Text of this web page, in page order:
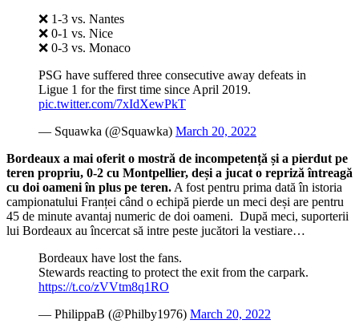
❌ 1-3 vs. Nantes
❌ 0-1 vs. Nice
❌ 0-3 vs. Monaco
PSG have suffered three consecutive away defeats in
Ligue 1 for the first time since April 2019.
pic.twitter.com/7xIdXewPkT
— Squawka (@Squawka) March 20, 2022
Bordeaux a mai oferit o mostră de incompetență și a pierdut pe
teren propriu, 0-2 cu Montpellier, deși a jucat o repriză întreagă
cu doi oameni în plus pe teren. A fost pentru prima dată în istoria
campionatului Franței când o echipă pierde un meci deși are pentru
45 de minute avantaj numeric de doi oameni. După meci, suporterii
lui Bordeaux au încercat să intre peste jucători la vestiare…
Bordeaux have lost the fans.
Stewards reacting to protect the exit from the carpark.
https://t.co/zVVtm8q1RO
— PhilippaB (@Philby1976) March 20, 2022